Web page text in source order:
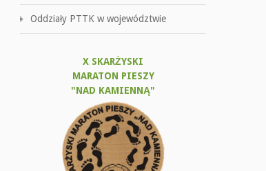
Oddziały PTTK w województwie
X SKARŻYSKI
MARATON PIESZY
"NAD KAMIENNĄ"